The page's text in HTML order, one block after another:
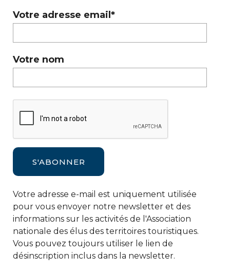
Votre adresse email*
Votre nom
Votre adresse e-mail est uniquement utilisée
pour vous envoyer notre newsletter et des
informations sur les activités de l'Association
nationale des élus des territoires touristiques.
Vous pouvez toujours utiliser le lien de
désinscription inclus dans la newsletter.